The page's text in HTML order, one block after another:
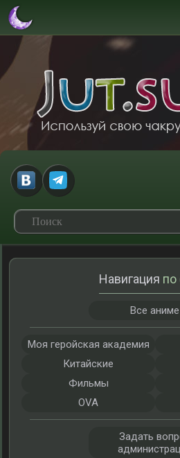
Навигация по
Все аниме
Моя геройская академия
Китайские
Фильмы
OVA
Задать